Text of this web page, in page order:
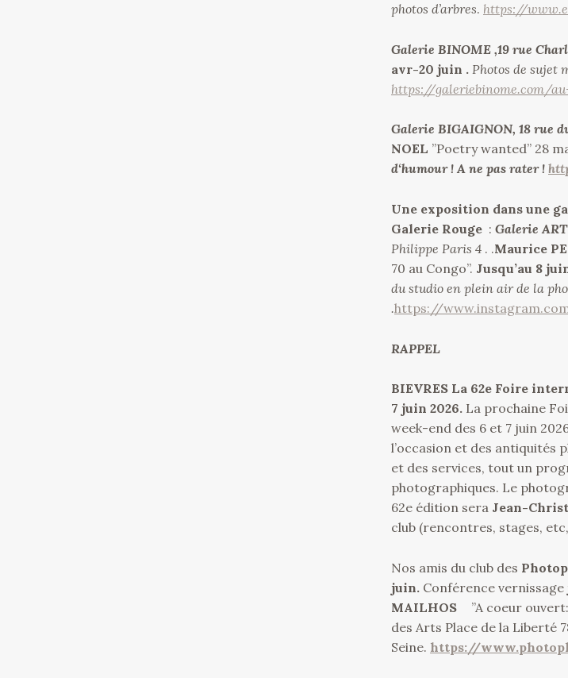
photos d’arbres. https://
Galerie BINOME ,19 rue
avr-20 juin . Photos de sujet
https://galeriebinome.com/
Galerie BIGAIGNON, 18 rue
NOEL ”Poetry wanted” 28
d‘humour ! A ne pas rater !
Une exposition dans une
Galerie Rouge : Galerie
Philippe Paris 4 . .Maurice
70 au Congo”. Jusqu’au 8
du studio en plein air de la
.https://
RAPPEL
BIEVRES La 62e Foire
7 juin 2026. La prochaine
week-end des 6 et 7 juin
l’occasion et des antiquités
et des services, tout un
photographiques. Le
62e édition sera Jean-
club (rencontres, stages,
Nos amis du club des
juin. Conférence vernissage
MAILHOS
”A coeur
des Arts Place de la Liberté
Seine. https://